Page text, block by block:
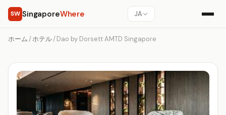
SW SingaporeWhere JA
ホーム /ホテル/Dao by Dorsett AMTD Singapore